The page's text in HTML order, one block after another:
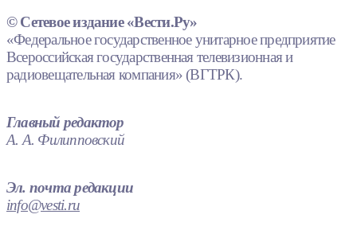
© Сетевое издание «Вести.Ру»
«Федеральное государственное унитарное предприятие
Всероссийская государственная телевизионная и
радиовещательная компания» (ВГТРК).
Главный редактор
А. А. Филипповский
Эл. почта редакции
info@vesti.ru